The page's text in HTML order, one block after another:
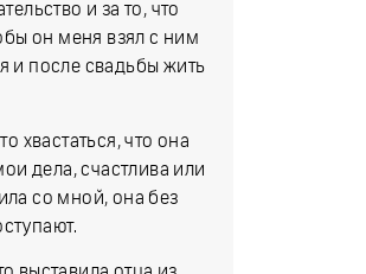
и за то, что
он меня взял с ним
и после свадьбы жить
хвастаться, что она
дела, счастлива или
со мной, она без